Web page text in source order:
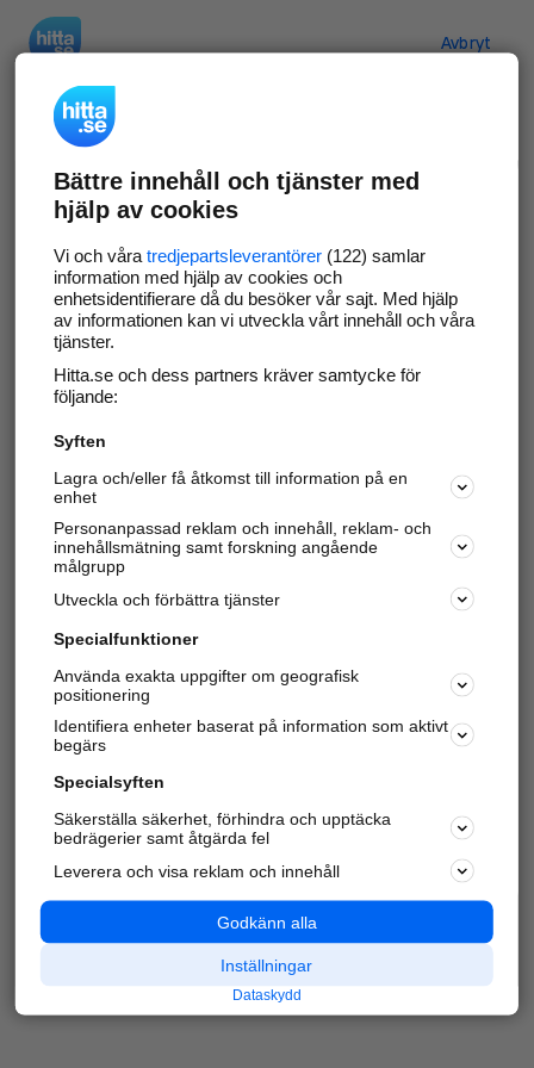
Avbryt
Verifiera ditt företag
Gör som 69 574företag
företagssida på hitta.se och syns bättre mot
kunder i ditt närområde. Helt kostnadsfritt.
Uppdatera din företagsinformation
Svara på och hantera dina omdömen
Har du redan verifierat ditt företag? Logga in
Varje vecka besöker du och4 miljoner
andra
härliga användare oss för att hitta rätt lokal
information om företag, privatpersoner och
platser.
Bättre innehåll och tjänster med
hjälp av cookies
Vi och våra tredjepartsleverantörer(122) samlar
information med hjälp av cookies och
enhetsidentifierare då du besöker vår sajt. Med hjälp
av informationen kan vi utveckla vårt innehåll och våra
tjänster.
Hitta.se och dess partners kräver samtycke för
följande:
Syften
Lagra och/eller få åtkomst till information på en
enhet
Personanpassad reklam och innehåll, reklam- och
innehållsmätning samt forskning angående
målgrupp
Utveckla och förbättra tjänster
Specialfunktioner
Använda exakta uppgifter om geografisk
positionering
Identifiera enheter baserat på information som aktivt
begärs
Specialsyften
Säkerställa säkerhet, förhindra och upptäcka
bedrägerier samt åtgärda fel
Leverera och visa reklam och innehåll
Godkänn alla
Inställningar
Dataskydd